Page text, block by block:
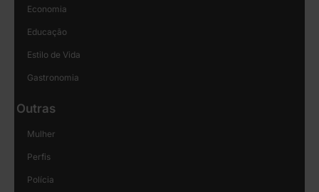
Economia
Educação
Estilo de Vida
Gastronomia
Outras
Mulher
Perfis
Polícia